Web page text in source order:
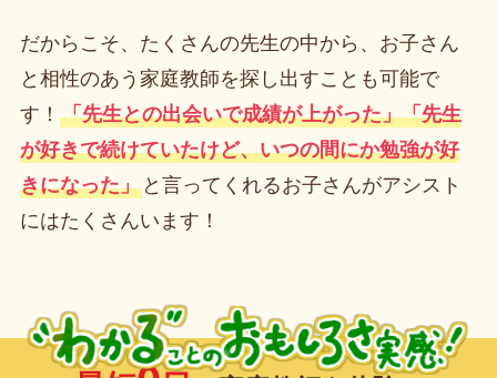
だからこそ、たくさんの先生の中から、お子さん
と相性のあう家庭教師を探し出すことも可能で
す！ 「先生との出会いで成績が上がった」「先生
が好きで続けていたけど、いつの間にか勉強が好
きになった」と言ってくれるお子さんがアシスト
にはたくさんいます！